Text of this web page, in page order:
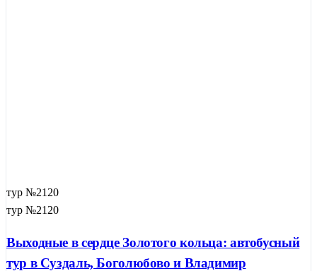
тур №2120
тур №2120
Выходные в сердце Золотого кольца: автобусный
тур в Суздаль, Боголюбово и Владимир